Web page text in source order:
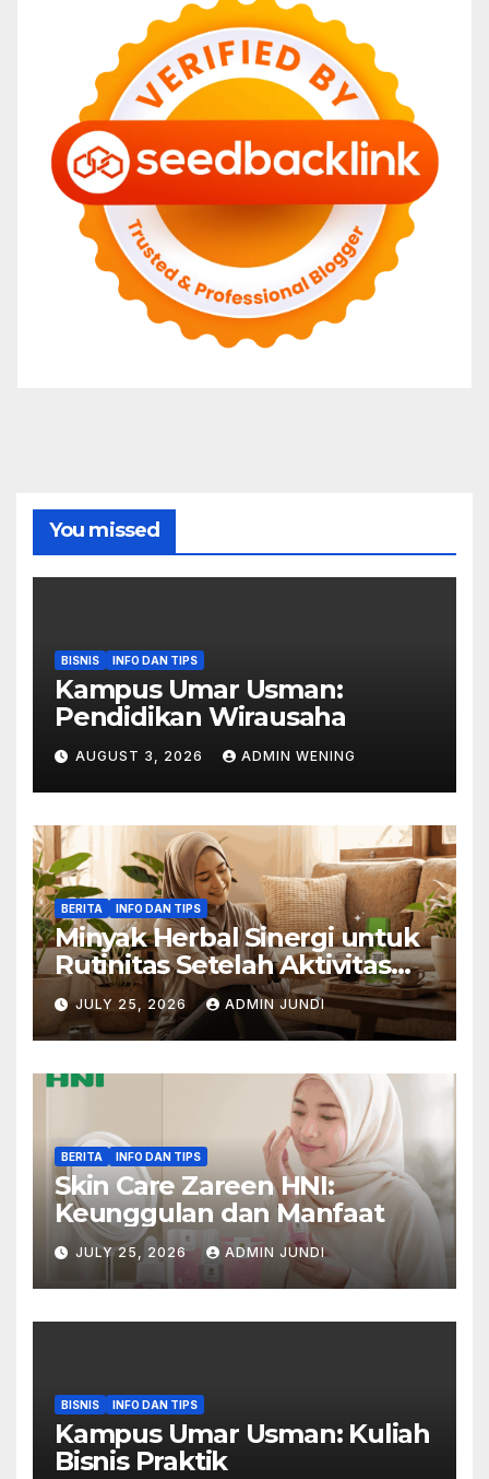
You missed
BISNIS INFO DAN TIPS
Kampus Umar Usman:
Pendidikan Wirausaha
AUGUST 3, 2026 ADMIN WENING
BERITA INFO DAN TIPS
Minyak Herbal Sinergi untuk
Rutinitas Setelah Aktivitas
Padat
JULY 25, 2026 ADMIN JUNDI
BERITA INFO DAN TIPS
Skin Care Zareen HNI:
Keunggulan dan Manfaat
JULY 25, 2026 ADMIN JUNDI
BISNIS INFO DAN TIPS
Kampus Umar Usman: Kuliah
Bisnis Praktik